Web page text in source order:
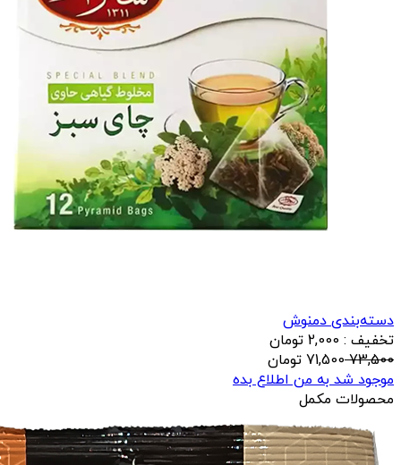
دسته‌بندی دمنوش
تخفیف : 2,000 تومان
73,500
71,500 تومان
موجود شد به من اطلاع بده
محصولات مکمل